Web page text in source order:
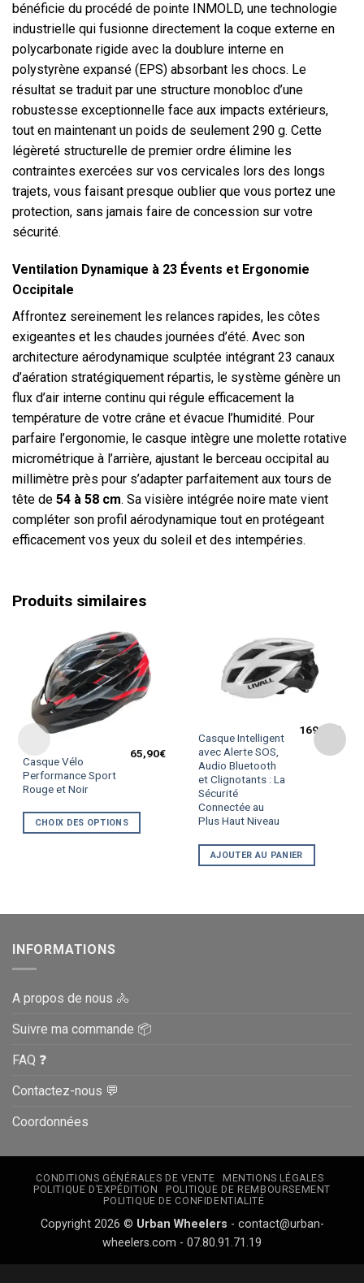
bénéficie du procédé de pointe INMOLD, une technologie
industrielle qui fusionne directement la coque externe en
polycarbonate rigide avec la doublure interne en
polystyrène expansé (EPS) absorbant les chocs. Le
résultat se traduit par une structure monobloc d’une
robustesse exceptionnelle face aux impacts extérieurs,
tout en maintenant un poids de seulement 290 g. Cette
légèreté structurelle de premier ordre élimine les
contraintes exercées sur vos cervicales lors des longs
trajets, vous faisant presque oublier que vous portez une
protection, sans jamais faire de concession sur votre
sécurité.
Ventilation Dynamique à 23 Évents et Ergonomie
Occipitale
Affrontez sereinement les relances rapides, les côtes
exigeantes et les chaudes journées d’été. Avec son
architecture aérodynamique sculptée intégrant 23 canaux
d’aération stratégiquement répartis, le système génère un
flux d’air interne continu qui régule efficacement la
température de votre crâne et évacue l’humidité. Pour
parfaire l’ergonomie, le casque intègre une molette rotative
micrométrique à l’arrière, ajustant le berceau occipital au
millimètre près pour s’adapter parfaitement aux tours de
tête de 54 à 58 cm. Sa visière intégrée noire mate vient
compléter son profil aérodynamique tout en protégeant
efficacement vos yeux du soleil et des intempéries.
Produits similaires
Casque Vélo
Performance Sport
Rouge et Noir
65,90€
CHOIX DES OPTIONS
Ce
produit
a
variations.
la
produit
Casque Intelligent
avec Alerte SOS,
Audio Bluetooth
et Clignotants : La
Sécurité
Connectée au
Plus Haut Niveau
169,90 €
AJOUTER AU PANIER
INFORMATIONS
A propos de nous 🚴
Suivre ma commande 📦
FAQ ❓
Contactez-nous 💬
Coordonnées
CONDITIONS GÉNÉRALES DE VENTE
MENTIONS LÉGALES
POLITIQUE D’EXPÉDITION
POLITIQUE DE REMBOURSEMENT
POLITIQUE DE CONFIDENTIALITÉ
Copyright 2026 © Urban Wheelers - contact@urban-
wheelers.com - 07.80.91.71.19